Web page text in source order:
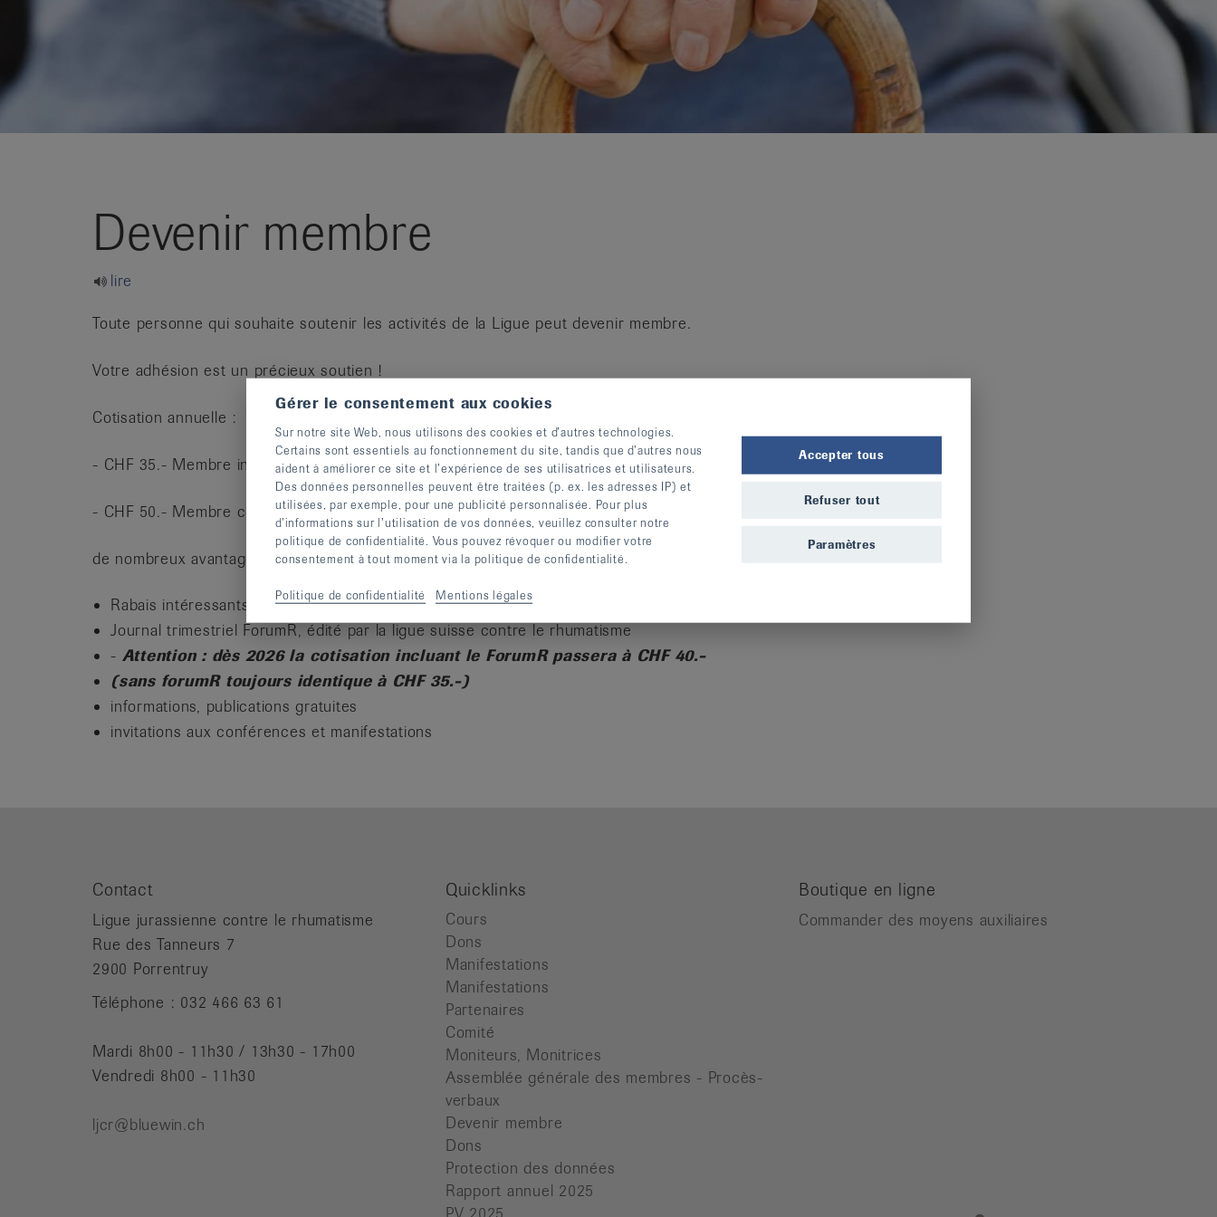
Devenir membre
lire
Toute personne qui souhaite soutenir les activités de la Ligue peut devenir membre.
Votre adhésion est un précieux soutien !
Cotisation annuelle :
- CHF 35.- Membre individuel
- CHF 50.- Membre couple
de nombreux avantages vous seront offerts :
Rabais intéressants sur tous nos cours de gymnastique
Journal trimestriel ForumR, édité par la ligue suisse contre le rhumatisme
- Attention : dès 2026 la cotisation incluant le ForumR passera à CHF 40.-
(sans forumR toujours identique à CHF 35.-)
informations, publications gratuites
invitations aux conférences et manifestations
Contact
Ligue jurassienne contre le rhumatisme
Rue des Tanneurs 7
2900 Porrentruy
Téléphone : 032 466 63 61
Mardi 8h00 - 11h30 / 13h30 - 17h00
Vendredi 8h00 - 11h30
ljcr@bluewin.ch
Quicklinks
Cours
Dons
Manifestations
Manifestations
Partenaires
Comité
Moniteurs, Monitrices
Assemblée générale des membres - Procès-
verbaux
Devenir membre
Dons
Protection des données
Rapport annuel 2025
Boutique en ligne
Commander des moyens auxiliaires
Gérer le consentement aux cookies
Sur notre site Web, nous utilisons des cookies et d’autres technologies.
Certains sont essentiels au fonctionnement du site, tandis que d’autres nous
aident à améliorer ce site et l’expérience de ses utilisatrices et utilisateurs.
Des données personnelles peuvent être traitées (p. ex. les adresses IP) et
utilisées, par exemple, pour une publicité personnalisée. Pour plus
d’informations sur l’utilisation de vos données, veuillez consulter notre
politique de confidentialité. Vous pouvez révoquer ou modifier votre
consentement à tout moment via la politique de confidentialité.
Politique de confidentialité Mentions légales
Accepter tous
Refuser tout
Paramètres